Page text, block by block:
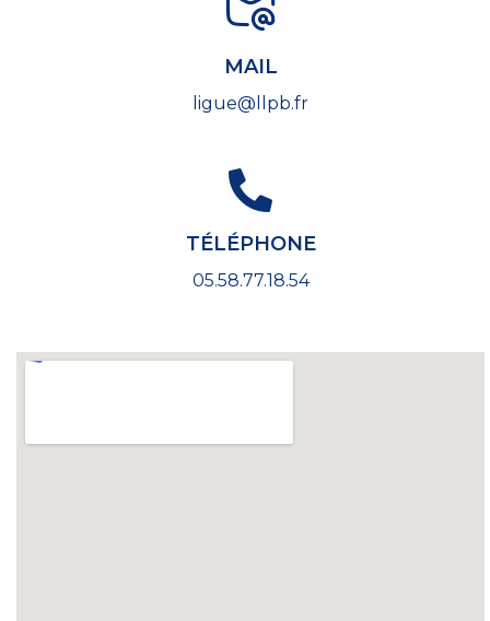
MAIL
ligue@llpb.fr
TÉLÉPHONE
05.58.77.18.54